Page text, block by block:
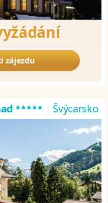
zájezdu
***** | Švýcarsko